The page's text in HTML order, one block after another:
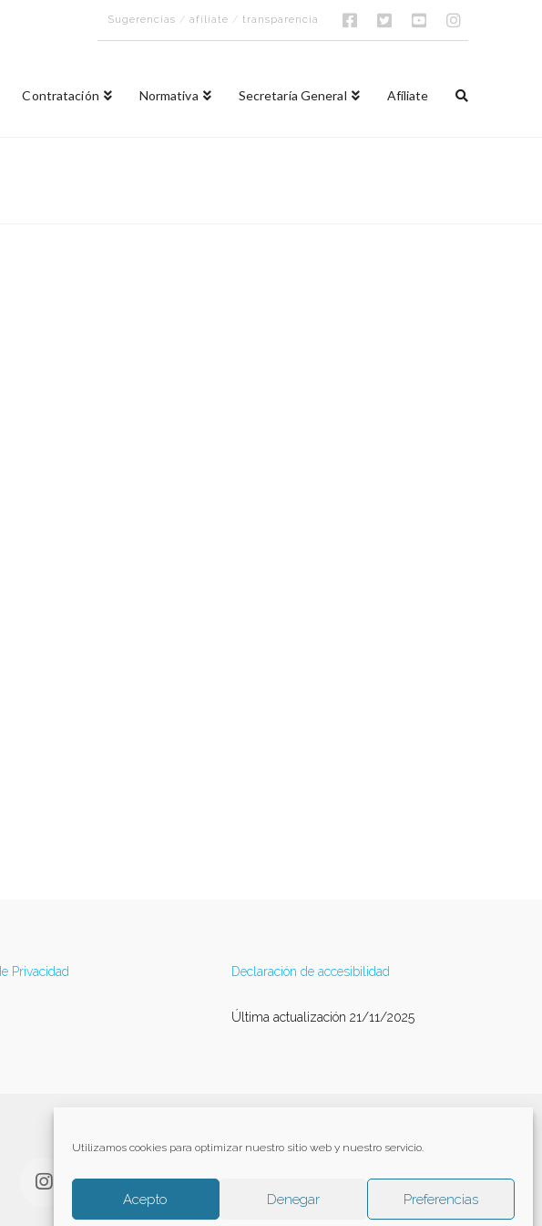
Utilizamos cookies para optimizar nuestro sitio web y nuestro servicio.
Acepto Denegar Preferencias
Sugerencias /afíliate /transparencia
Contratación Normativa Secretaría General Afíliate
Privacidad Declaración de accesibilidad
Última actualización 21/11/2025